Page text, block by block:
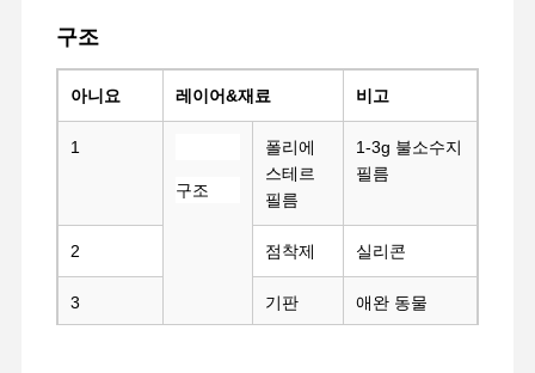
VR 쇼 회사 소개
구조
아니요 레이어&재료 비고
1
구조
폴리에
스테르
필름
1-3g 불소수지
필름
2 점착제 실리콘
3 기판 애완 동물